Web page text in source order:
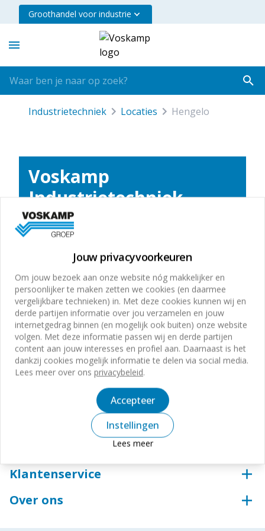
Groothandel voor industrie
industrietechniek locaties hengelo
Voskamp
Industrietechniek
Hengelo
Hengelo
074 250 00 00
industrie.hengelo@voskampgroep.nl
maandag t/m vrijdag- 8.00 - 17.00
Aluminium
Toegangstechniek
Digitale oplossingen
Webshop
Sleutelservice
Inloggen ECmanage
Klantenservice
Levering & afhalen
Over ons
Jouw privacyvoorkeuren
Om jouw bezoek aan onze website nóg makkelijker en
persoonlijker te maken zetten we cookies (en daarmee
vergelijkbare technieken) in. Met deze cookies kunnen wij en
derde partijen informatie over jou verzamelen en jouw
internetgedrag binnen (en mogelijk ook buiten) onze website
volgen. Met deze informatie passen wij en derde partijen
content aan jouw interesses en profiel aan. Daarnaast is het
dankzij cookies mogelijk informatie te delen via social media.
Lees meer over ons privacybeleid.
Accepteer
Instellingen
Lees meer